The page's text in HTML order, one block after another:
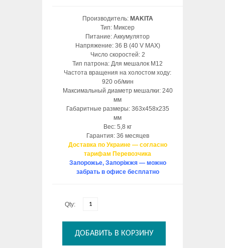
Производитель: MAKITA
Тип: Миксер
Питание: Аккумулятор
Напряжение: 36 В (40 V MAX)
Число скоростей: 2
Тип патрона: Для мешалок М12
Частота вращения на холостом ходу:
920 об/мин
Максимальный диаметр мешалки: 240
мм
Габаритные размеры: 363х458х235
мм
Вес: 5,8 кг
Гарантия: 36 месяцев
Доставка по Украине — согласно
тарифам Перевозчика
Запорожье, Запоріжжя — можно
забрать в офисе бесплатно
Qty:
ДОБАВИТЬ В КОРЗИНУ